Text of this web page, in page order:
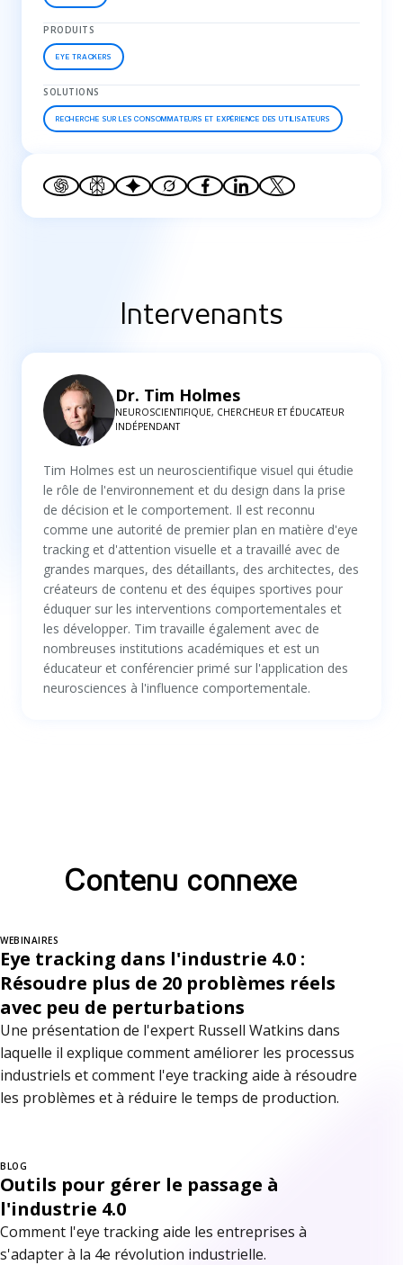
PRODUITS
EYE TRACKERS
SOLUTIONS
RECHERCHE SUR LES CONSOMMATEURS ET EXPÉRIENCE DES UTILISATEURS
Intervenants
Dr. Tim Holmes
NEUROSCIENTIFIQUE, CHERCHEUR ET ÉDUCATEUR
INDÉPENDANT
Tim Holmes est un neuroscientifique visuel qui étudie
le rôle de l'environnement et du design dans la prise
de décision et le comportement. Il est reconnu
comme une autorité de premier plan en matière d'eye
tracking et d'attention visuelle et a travaillé avec de
grandes marques, des détaillants, des architectes, des
créateurs de contenu et des équipes sportives pour
éduquer sur les interventions comportementales et
les développer. Tim travaille également avec de
nombreuses institutions académiques et est un
éducateur et conférencier primé sur l'application des
neurosciences à l'influence comportementale.
Contenu connexe
WEBINAIRES
Eye tracking dans l'industrie 4.0 :
Résoudre plus de 20 problèmes réels
avec peu de perturbations
Une présentation de l'expert Russell Watkins dans
laquelle il explique comment améliorer les processus
industriels et comment l'eye tracking aide à résoudre
les problèmes et à réduire le temps de production.
BLOG
Outils pour gérer le passage à
l'industrie 4.0
Comment l'eye tracking aide les entreprises à
s'adapter à la 4e révolution industrielle.